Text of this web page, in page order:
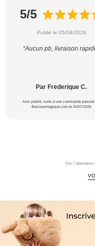
5/5
Publié le 05/08/2026
“Aucun pb, livraison
Par Frederique C.
Avis publié, suite à une commande passée
Berceaumagique.com le 20/07/2026
Voir l'attestation